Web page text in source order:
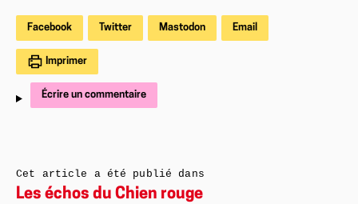
Facebook Twitter Mastodon Email
Imprimer
Écrire un commentaire
Cet article a été publié dans
Les échos du Chien rouge